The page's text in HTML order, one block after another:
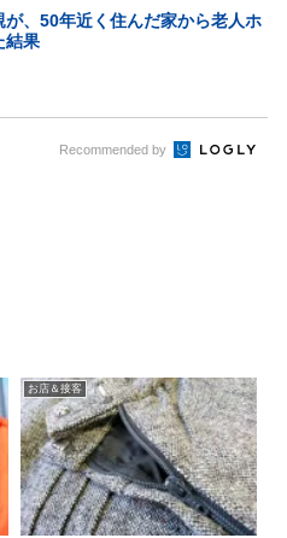
が、50年近く住んだ家から老人ホ
結果
Recommended by
お店＆接客